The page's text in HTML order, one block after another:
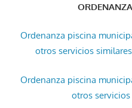
Ordenanza piscina
otros servicios
Ordenanza piscina
otros servicios